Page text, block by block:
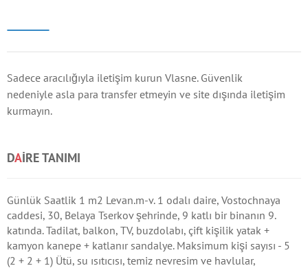
Sadece aracılığıyla iletişim kurun Vlasne. Güvenlik
nedeniyle asla para transfer etmeyin ve site dışında iletişim
kurmayın.
DAIRE TANIMI
Günlük Saatlik 1 m2 Levan.m-v. 1 odalı daire, Vostochnaya
caddesi, 30, Belaya Tserkov şehrinde, 9 katlı bir binanın 9.
katında. Tadilat, balkon, TV, buzdolabı, çift kişilik yatak +
kamyon kanepe + katlanır sandalye. Maksimum kişi sayısı - 5
(2 + 2 + 1) Ütü, su ısıtıcısı, temiz nevresim ve havlular,